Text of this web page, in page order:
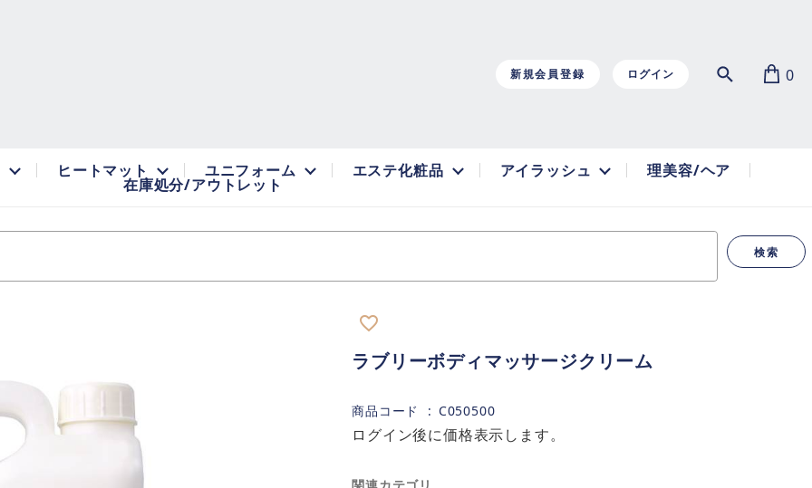
新規会員登録 ログイン 0
ヒートマット ユニフォーム エステ化粧品 アイラッシュ 理美容/ヘア
在庫処分/アウトレット
検索
favorite_border
ラブリーボディマッサージクリーム
商品コード C050500
ログイン後に価格表示します。